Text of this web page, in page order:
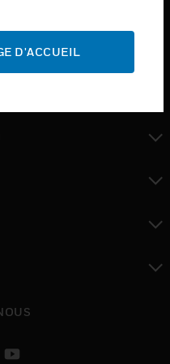
D'ACCUEIL